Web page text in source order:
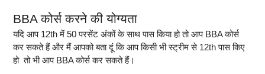
BBA कोर्स करने की योग्यता
यदि आप 12th में 50 परसेंट अंकों के साथ पास किया हो तो आप BBA कोर्स
कर सकते हैं और मैं आपको बता दूं कि आप किसी भी स्ट्रीम से 12th पास किए
हो तो भी आप BBA कोर्स कर सकते हैं।